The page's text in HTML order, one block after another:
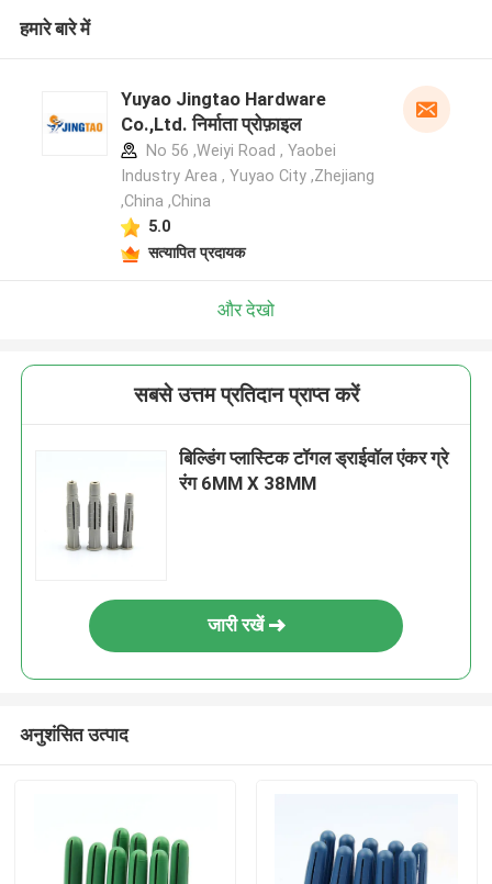
हमारे बारे में
Yuyao Jingtao Hardware
Co.,Ltd. निर्माता प्रोफ़ाइल
No 56 ,Weiyi Road , Yaobei
Industry Area , Yuyao City ,Zhejiang
,China ,China
5.0
सत्यापित प्रदायक
और देखो
सबसे उत्तम प्रतिदान प्राप्त करें
बिल्डिंग प्लास्टिक टॉगल ड्राईवॉल एंकर ग्रे
रंग 6MM X 38MM
जारी रखें
अनुशंसित उत्पाद